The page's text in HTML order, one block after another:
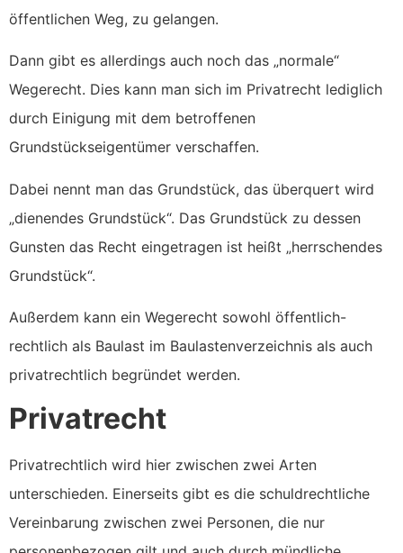
öffentlichen Weg, zu gelangen.
Dann gibt es allerdings auch noch das „normale“
Wegerecht. Dies kann man sich im Privatrecht lediglich
durch Einigung mit dem betroffenen
Grundstückseigentümer verschaffen.
Dabei nennt man das Grundstück, das überquert wird
„dienendes Grundstück“. Das Grundstück zu dessen
Gunsten das Recht eingetragen ist heißt „herrschendes
Grundstück“.
Außerdem kann ein Wegerecht sowohl öffentlich-
rechtlich als Baulast im Baulastenverzeichnis als auch
privatrechtlich begründet werden.
Privatrecht
Privatrechtlich wird hier zwischen zwei Arten
unterschieden. Einerseits gibt es die schuldrechtliche
Vereinbarung zwischen zwei Personen, die nur